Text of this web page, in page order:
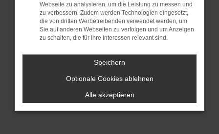
Webseite zu analysieren, um die Leistung zu messen und
zu verbessern. Zudem werden Technologien eingesetzt,
die von dritten Werbetreibenden verwendet werden, um
Sie auf anderen Webseiten zu verfolgen und um Anzeigen
zu schalten, die für Ihre Interessen relevant sind.
Speichern
Optionale Cookies ablehnen
Alle akzeptieren